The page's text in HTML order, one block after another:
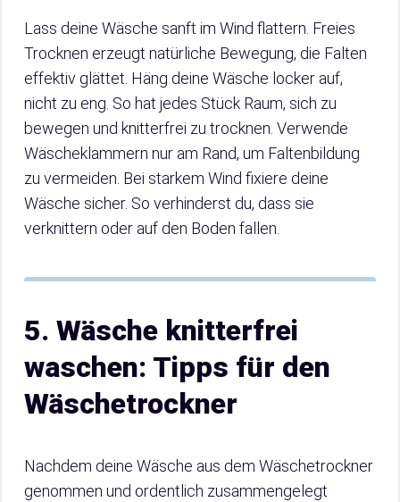
Lass deine Wäsche sanft im Wind flattern. Freies
Trocknen erzeugt natürliche Bewegung, die Falten
effektiv glättet. Häng deine Wäsche locker auf,
nicht zu eng. So hat jedes Stück Raum, sich zu
bewegen und knitterfrei zu trocknen. Verwende
Wäscheklammern nur am Rand, um Faltenbildung
zu vermeiden. Bei starkem Wind fixiere deine
Wäsche sicher. So verhinderst du, dass sie
verknittern oder auf den Boden fallen.
5. Wäsche knitterfrei
waschen: Tipps für den
Wäschetrockner
Nachdem deine Wäsche aus dem Wäschetrockner
genommen und ordentlich zusammengelegt